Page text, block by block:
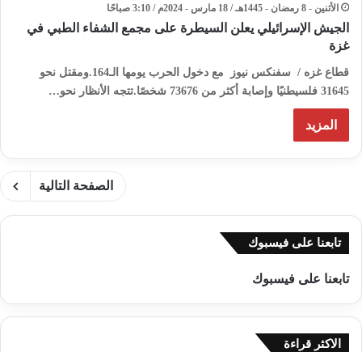
الأثنين - 8 رمضان - 1445هـ / 18 مارس - 2024م / 3:10 صباحًا
الجيش الإسرائيلي يعلن السيطرة على مجمع الشفاء الطبي في
غزة
قطاع غزه / سفنكس نيوز مع دخول الحرب يومها الـ164.ومقتل نحو
31645 فلسيطنيًا وإصابة أكثر من 73676 شخصًا.تتجه الأنظار نحو…
المزيد
الصفحة التالية
تابعنا على فيسبوك
تابعنا على فيسبوك
الاكثر قراءة